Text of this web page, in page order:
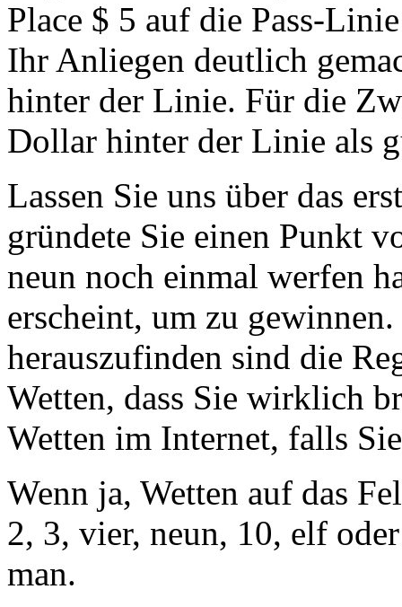
Place $ 5 auf die Pass-
Ihr Anliegen deutlich
hinter der Linie. Für die
Dollar hinter der Linie als
Lassen Sie uns über das
gründete Sie einen Punkt
neun noch einmal werfen
erscheint, um zu
herauszufinden sind die
Wetten, dass Sie wirklich
Wetten im Internet, falls
Wenn ja, Wetten auf das
2, 3, vier, neun, 10, elf
man.